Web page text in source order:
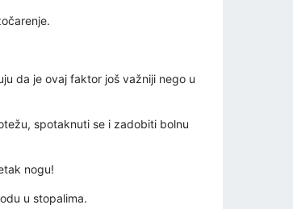
da je ovaj faktor još važniji nego u
spotaknuti se i zadobiti bolnu
nogu!
u stopalima.